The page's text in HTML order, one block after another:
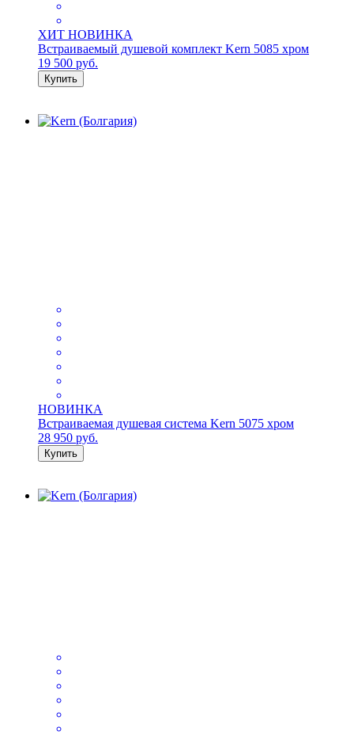
ХИТ НОВИНКА
Встраиваемый душевой комплект Kern 5085 хром
19 500 руб.
Купить
НОВИНКА
Встраиваемая душевая система Kern 5075 хром
28 950 руб.
Купить